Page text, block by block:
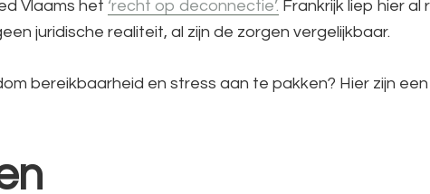
Vlaams het ‘recht op deconnectie’. Frankrijk liep hier al
juridische realiteit, al zijn de zorgen vergelijkbaar.
bereikbaarheid en stress aan te pakken? Hier zijn